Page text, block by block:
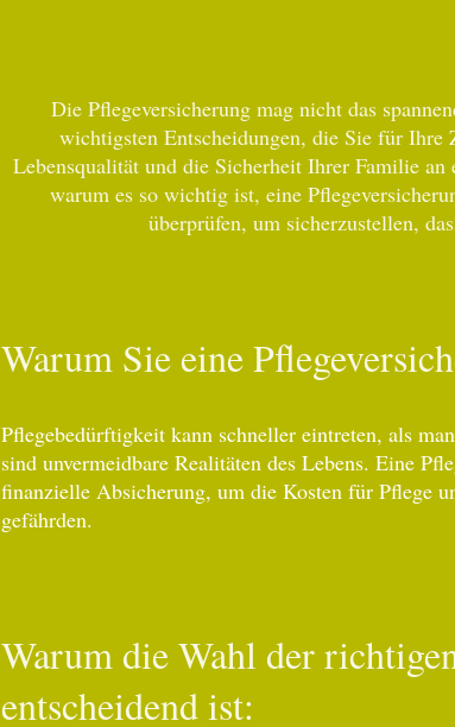
Die Pflegeversicherung mag nicht das
wichtigsten Entscheidungen, die Sie für
Lebensqualität und die Sicherheit Ihrer Familie
warum es so wichtig ist, eine
überprüfen, um sicherzustellen,
Warum Sie eine
Pflegebedürftigkeit kann schneller eintreten, als
sind unvermeidbare Realitäten des Lebens. Eine
finanzielle Absicherung, um die Kosten für Pflege
gefährden.
Warum die Wahl der
entscheidend ist: